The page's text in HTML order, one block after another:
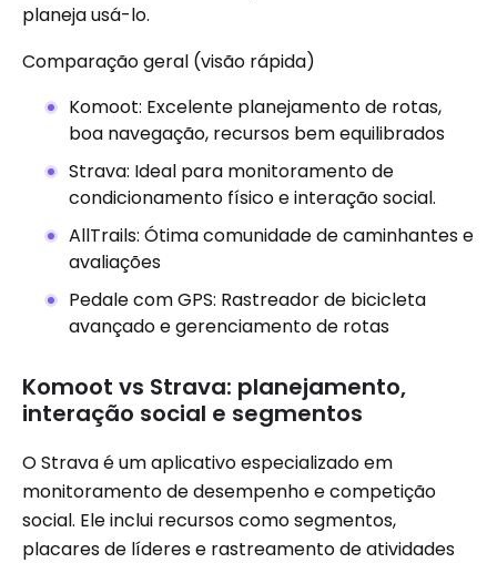
planeja usá-lo.
Comparação geral (visão rápida)
Komoot: Excelente planejamento de rotas,
boa navegação, recursos bem equilibrados
Strava: Ideal para monitoramento de
condicionamento físico e interação social.
AllTrails: Ótima comunidade de caminhantes e
avaliações
Pedale com GPS: Rastreador de bicicleta
avançado e gerenciamento de rotas
Komoot vs Strava: planejamento,
interação social e segmentos
O Strava é um aplicativo especializado em
monitoramento de desempenho e competição
social. Ele inclui recursos como segmentos,
placares de líderes e rastreamento de atividades